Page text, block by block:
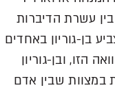
עשרת הדיברות
בן-גוריון באחדים
הזו, ובן-גוריון
במצוות שבין אדם